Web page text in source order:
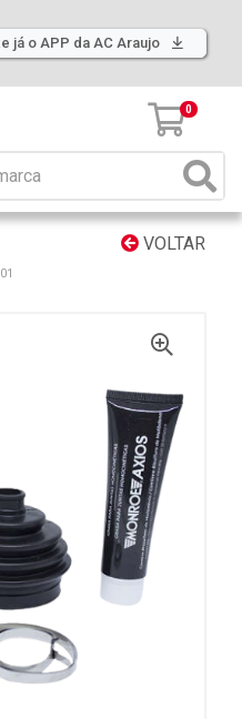
já o APP da AC Araujo
0
VOLTAR